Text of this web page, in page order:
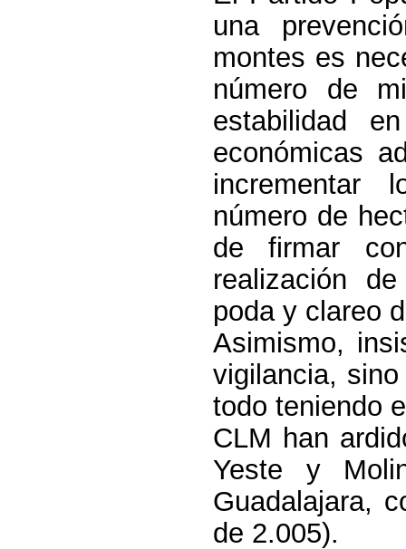
una
montes es
número de
estabilidad
económicas
incrementar
número de
de firmar
realización
poda y clareo
Asimismo,
vigilancia,
todo teniendo
CLM han
Yeste y
Guadalajara,
de 2.005).